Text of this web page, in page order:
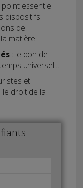
essentiel
dispositifs
de
matière.
: le don de
universel…
et
droit de la